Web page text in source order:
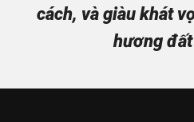
cách, và giàu khát
hương đất